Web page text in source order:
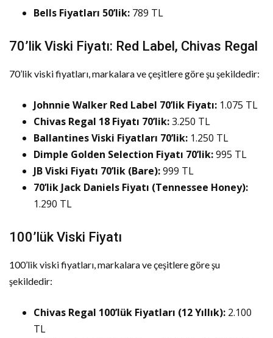
Bells Fiyatları 50’lik: 789 TL
70’lik Viski Fiyatı: Red Label, Chivas Regal
70’lik viski fiyatları, markalara ve çeşitlere göre şu şekildedir:
Johnnie Walker Red Label 70’lik Fiyatı: 1.075 TL
Chivas Regal 18 Fiyatı 70’lik:3.250 TL
Ballantines Viski Fiyatları 70’lik: 1.250 TL
Dimple Golden Selection Fiyatı 70’lik:995 TL
JB Viski Fiyatı 70’lik (Bare):999 TL
70’lik Jack Daniels Fiyatı (Tennessee Honey):
1.290 TL
100’lük Viski Fiyatı
100’lik viski fiyatları, markalara ve çeşitlere göre şu
şekildedir:
Chivas Regal 100’lük Fiyatları (12 Yıllık): 2.100
TL